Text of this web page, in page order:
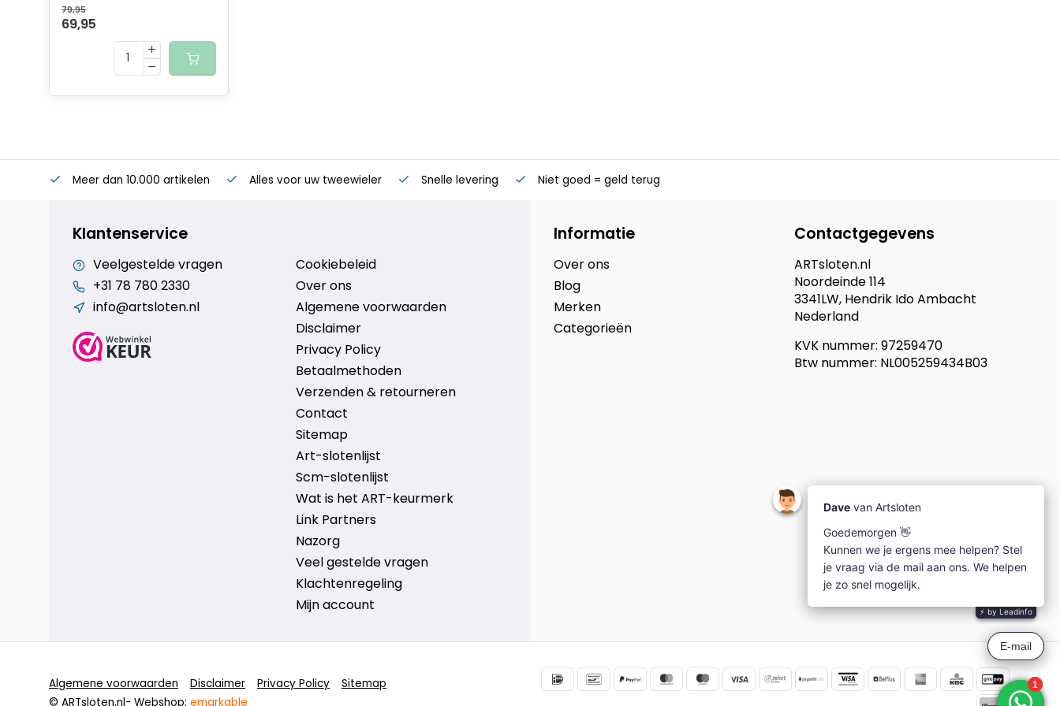
79,95
69,95
Meer dan 10.000 artikelen Alles voor uw tweewieler Snelle levering Niet goed = geld terug
Klantenservice
Veelgestelde vragen
+31 78 780 2330
info@artsloten.nl
Cookiebeleid
Over ons
Algemene voorwaarden
Disclaimer
Privacy Policy
Betaalmethoden
Verzenden & retourneren
Contact
Sitemap
Art-slotenlijst
Scm-slotenlijst
Wat is het ART-keurmerk
Link Partners
Nazorg
Veel gestelde vragen
Klachtenregeling
Mijn account
Informatie
Over ons
Blog
Merken
Categorieën
Contactgegevens
ARTsloten.nl
Noordeinde 114
3341LW, Hendrik Ido Ambacht
Nederland
KVK nummer: 97259470
Btw nummer: NL005259434B03
Algemene voorwaarden Disclaimer Privacy Policy
Sitemap
© ARTsloten.nl- Webshop: emarkable